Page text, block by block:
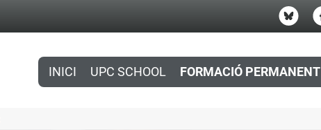
INICI UPC SCHOOL FORMACIÓ PERMANENT